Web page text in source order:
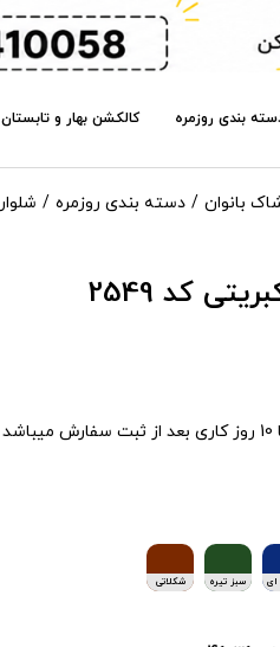
بندی روزمره کالکشن بهار و تابستان
بانوان دسته بندی روزمره شلوار
کد 2549
ای سبز تیره شکلاتی